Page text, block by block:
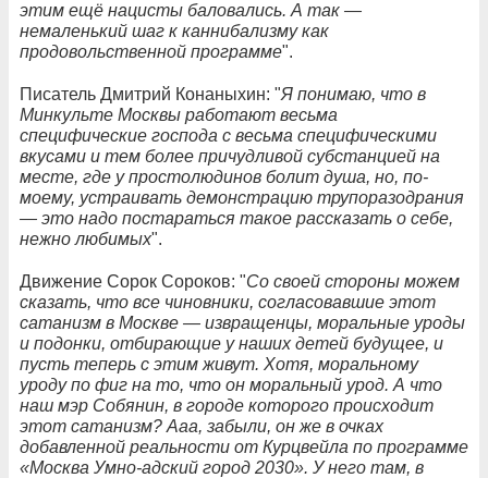
этим ещё нацисты баловались. А так —
немаленький шаг к каннибализму как
продовольственной программе".
Писатель Дмитрий Конаныхин: "Я понимаю, что в
Минкульте Москвы работают весьма
специфические господа с весьма специфическими
вкусами и тем более причудливой субстанцией на
месте, где у простолюдинов болит душа, но, по-
моему, устраивать демонстрацию трупоразодрания
— это надо постараться такое рассказать о себе,
нежно любимых".
Движение Сорок Сороков: "Со своей стороны можем
сказать, что все чиновники, согласовавшие этот
сатанизм в Москве — извращенцы, моральные уроды
и подонки, отбирающие у наших детей будущее, и
пусть теперь с этим живут. Хотя, моральному
уроду по фиг на то, что он моральный урод. А что
наш мэр Собянин, в городе которого происходит
этот сатанизм? Ааа, забыли, он же в очках
добавленной реальности от Курцвейла по программе
«Москва Умно-адский город 2030». У него там, в